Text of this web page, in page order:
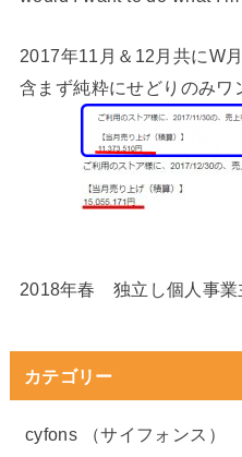
2017年11月＆12月共にW
含まず純粋にせどりのみワ
2018年春 独立し個人事業
カテゴリー
cyfons （サイフォンス）